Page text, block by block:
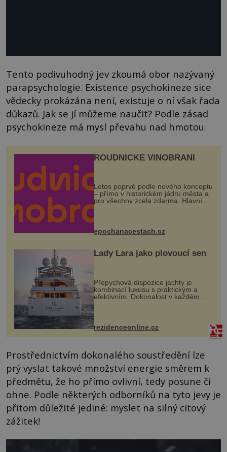
Tento podivuhodný jev zkoumá obor nazývaný
parapsychologie. Existence psychokineze sice
vědecky prokázána není, existuje o ní však řada
důkazů. Jak se jí můžeme naučit? Podle zásad
psychokineze má mysl převahu nad hmotou.
ROUDNICKÉ VINOBRANÍ
Letos poprvé podle nového konceptu
– přímo v historickém jádru města a
pro všechny zcela zdarma. Hlavní
program se odehraje na Karlově a
mohou těšit na víno, burčák, pes...
epochanacestach.cz
Lady Lara jako plovoucí sen
Přepychová dispozice jachty je
kombinací luxusu s praktickým a
efektivním. Dokonalost v každém
detailu představuje značka Fendi
Casa, kterou byly vybaveny její
paluby. Monacký přístav nabízí
každoročn...
rezidenceonline.cz
Prostřednictvím dokonalého soustředění lze
prý vyslat takové množství energie směrem k
předmětu, že ho přímo ovlivní, tedy posune či
ohne. Podle některých odborníků na tyto jevy je
přitom důležité jediné: myslet na silný citový
zážitek!